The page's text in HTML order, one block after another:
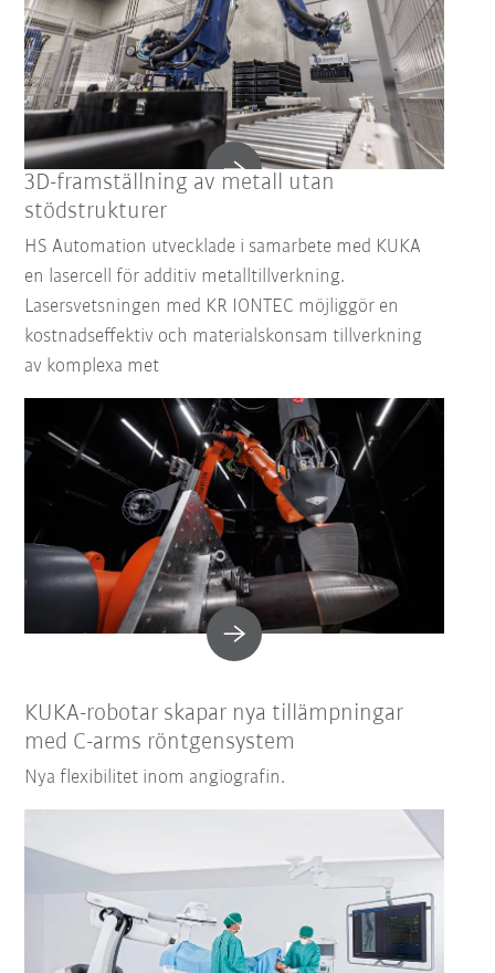
3D-framställning av metall utan
stödstrukturer
HS Automation utvecklade i samarbete med KUKA
en lasercell för additiv metalltillverkning.
Lasersvetsningen med KR IONTEC möjliggör en
kostnadseffektiv och materialskonsam tillverkning
av komplexa met
KUKA-robotar skapar nya tillämpningar
med C-arms röntgensystem
Nya flexibilitet inom angiografin.